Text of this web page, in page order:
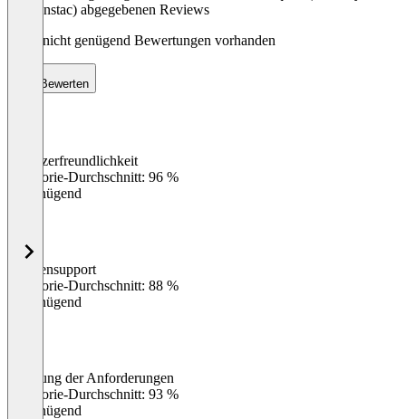
Beaconstac) abgegebenen Reviews
Noch nicht genügend Bewertungen vorhanden
Bewerten
Benutzerfreundlichkeit
Kategorie-Durchschnitt: 96 %
Ungenügend
Kundensupport
Kategorie-Durchschnitt: 88 %
Ungenügend
Erfüllung der Anforderungen
Kategorie-Durchschnitt: 93 %
Ungenügend